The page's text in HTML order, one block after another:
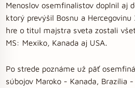
Menoslov osemfinalistov doplnil aj
ktorý prevýšil Bosnu a
hre o titul majstra sveta zostali
MS: Mexiko, Kanada aj USA.
Po strede poznáme už päť
súbojov Maroko - Kanada, Brazília